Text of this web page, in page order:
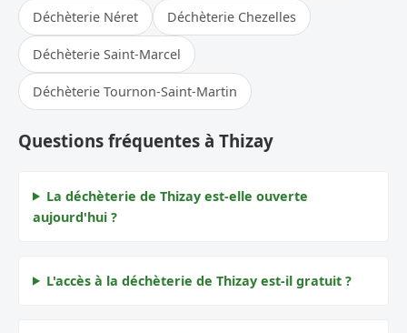
Déchèterie Néret Déchèterie Chezelles
Déchèterie Saint-Marcel
Déchèterie Tournon-Saint-Martin
Questions fréquentes à Thizay
La déchèterie de Thizay est-elle ouverte
aujourd'hui ?
L'accès à la déchèterie de Thizay est-il gratuit ?